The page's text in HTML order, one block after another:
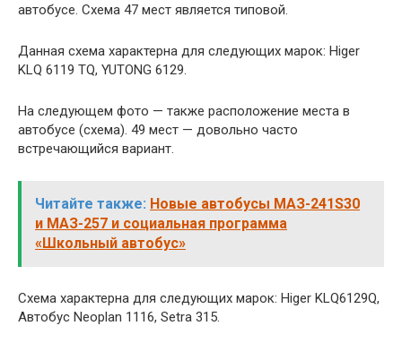
автобусе. Схема 47 мест является типовой.
Данная схема характерна для следующих марок: Higer
KLQ 6119 TQ, YUTONG 6129.
На следующем фото — также расположение места в
автобусе (схема). 49 мест — довольно часто
встречающийся вариант.
Читайте также: Новые автобусы МАЗ-241S30
и МАЗ-257 и социальная программа
«Школьный автобус»
Схема характерна для следующих марок: Higer KLQ6129Q,
Автобус Neoplan 1116, Setra 315.